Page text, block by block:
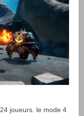
joueurs. le mode 4